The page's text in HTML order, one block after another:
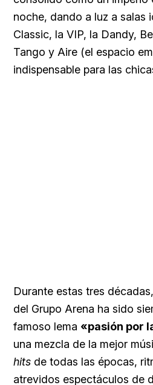
noche, dando a luz a salas
Classic, la VIP, la Dandy,
Tango y Aire (el espacio
indispensable para las
Durante estas tres
del Grupo Arena ha sido
famoso lema «pasión por
una mezcla de la mejor
hits de todas las épocas,
atrevidos espectáculos de